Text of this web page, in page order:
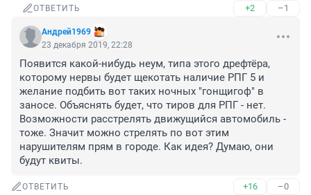
ОТВЕТИТЬ +2 –1
Андрей1969
23 декабря 2019, 22:28
Появится какой-нибудь неум, типа этого дрефтёра,
которому нервы будет щекотать наличие РПГ 5 и
желание подбить вот таких ночных "гонщигоф" в
заносе. Объяснять будет, что тиров для РПГ - нет.
Возможности расстрелять движущийся автомобиль -
тоже. Значит можно стрелять по вот этим
нарушителям прям в городе. Как идея? Думаю, они
будут квиты.
ОТВЕТИТЬ +16 –0